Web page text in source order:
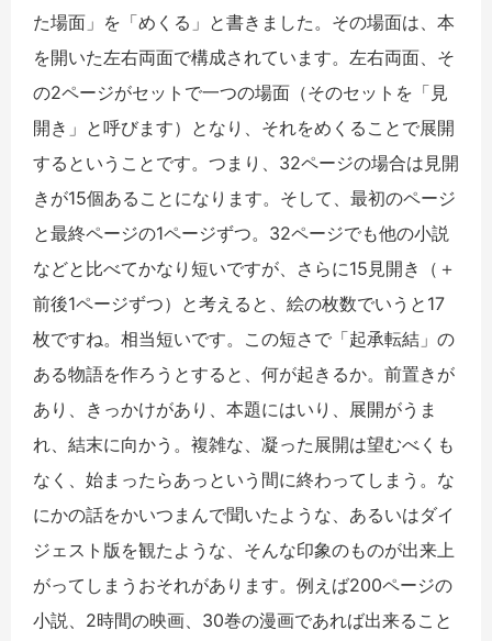
た場面」を「めくる」と書きました。その場面は、本
を開いた左右両面で構成されています。左右両面、そ
の2ページがセットで一つの場面（そのセットを「見
開き」と呼びます）となり、それをめくることで展開
するということです。つまり、32ページの場合は見開
きが15個あることになります。そして、最初のページ
と最終ページの1ページずつ。32ページでも他の小説
などと比べてかなり短いですが、さらに15見開き（＋
前後1ページずつ）と考えると、絵の枚数でいうと17
枚ですね。相当短いです。この短さで「起承転結」の
ある物語を作ろうとすると、何が起きるか。前置きが
あり、きっかけがあり、本題にはいり、展開がうま
れ、結末に向かう。複雑な、凝った展開は望むべくも
なく、始まったらあっという間に終わってしまう。な
にかの話をかいつまんで聞いたような、あるいはダイ
ジェスト版を観たような、そんな印象のものが出来上
がってしまうおそれがあります。例えば200ページの
小説、2時間の映画、30巻の漫画であれば出来ること